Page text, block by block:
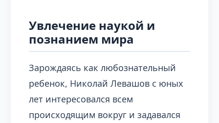
Увлечение наукой и
познанием мира
Зарождаясь как любознательный
ребенок, Николай Левашов с юных
лет интересовался всем
происходящим вокруг и задавался